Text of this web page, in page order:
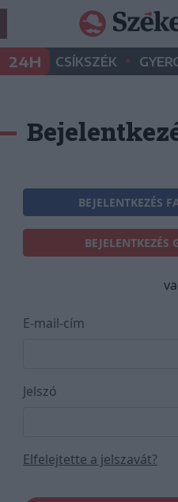
24H CSÍKSZÉK •
BEJELENTKEZÉS
BEJELENTKEZÉS
E-mail-cím
Jelszó
Elfelejtette a jelszavát?